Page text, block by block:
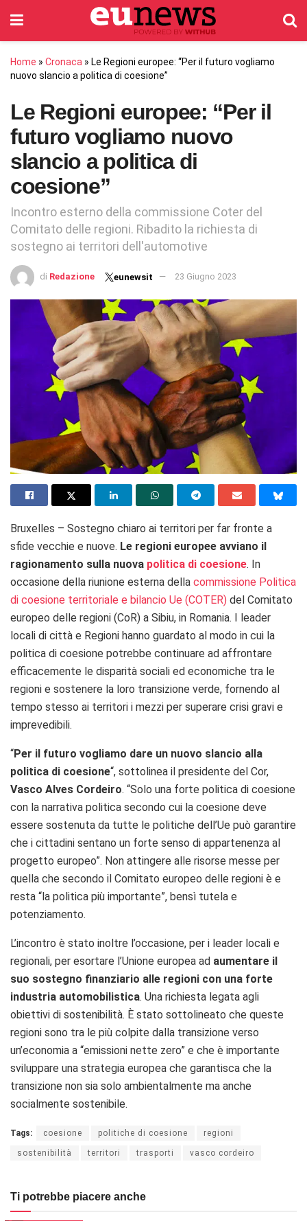
Home » Cronaca » Le Regioni europee: “Per il futuro vogliamo
nuovo slancio a politica di coesione”
Le Regioni europee: “Per il
futuro vogliamo nuovo
slancio a politica di
coesione”
Incontro esterno della commissione Coter del
Comitato delle regioni. Ribadito la richiesta di
sostegno ai territori dell'automotive
di Redazione eunewsit 23 Giugno 2023
Bruxelles – Sostegno chiaro ai territori per far fronte a
sfide vecchie e nuove. Le regioni europee avviano il
ragionamento sulla nuova politica di coesione. In
occasione della riunione esterna della commissione Politica
di coesione territoriale e bilancio Ue (COTER) del Comitato
europeo delle regioni (CoR) a Sibiu, in Romania. I leader
locali di città e Regioni hanno guardato al modo in cui la
politica di coesione potrebbe continuare ad affrontare
efficacemente le disparità sociali ed economiche tra le
regioni e sostenere la loro transizione verde, fornendo al
tempo stesso ai territori i mezzi per superare crisi gravi e
imprevedibili.
“Per il futuro vogliamo dare un nuovo slancio alla
politica di coesione“, sottolinea il presidente del Cor,
Vasco Alves Cordeiro. “Solo una forte politica di coesione
con la narrativa politica secondo cui la coesione deve
essere sostenuta da tutte le politiche dell’Ue può garantire
che i cittadini sentano un forte senso di appartenenza al
progetto europeo”. Non attingere alle risorse messe per
quella che secondo il Comitato europeo delle regioni è e
resta “la politica più importante”, bensì tutela e
potenziamento.
L’incontro è stato inoltre l’occasione, per i leader locali e
regionali, per esortare l’Unione europea ad aumentare il
suo sostegno finanziario alle regioni con una forte
industria automobilistica. Una richiesta legata agli
obiettivi di sostenibilità. È stato sottolineato che queste
regioni sono tra le più colpite dalla transizione verso
un’economia a “emissioni nette zero” e che è importante
sviluppare una strategia europea che garantisca che la
transizione non sia solo ambientalmente ma anche
socialmente sostenibile.
Tags: coesione politiche di coesione regioni
sostenibilità territori trasporti vasco cordeiro
Ti potrebbe piacere anche